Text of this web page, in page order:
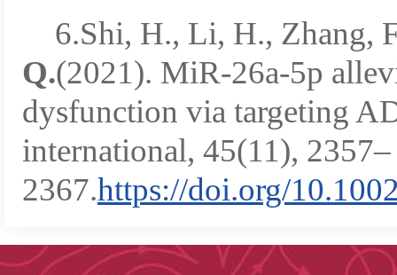
6.Shi, H., Li, H., Zhang,
Q.(2021). MiR-26a-5p
dysfunction via targeting
international, 45(11), 2357–
2367.https://doi.org/